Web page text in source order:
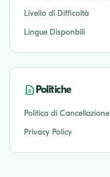
Livello di Difficoltà
Lingue Disponbili
Politiche
Politica di Cancellazione
Privacy Policy